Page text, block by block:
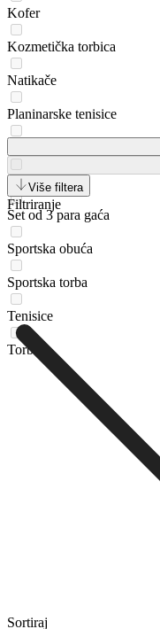
Kofer
Kozmetička torbica
Natikače
Planinarske tenisice
Ruksak
Set od 3 para gaća
Sportska obuća
Sportska torba
Tenisice
Torba
Više filtera
Filtriranje
Sortiraj